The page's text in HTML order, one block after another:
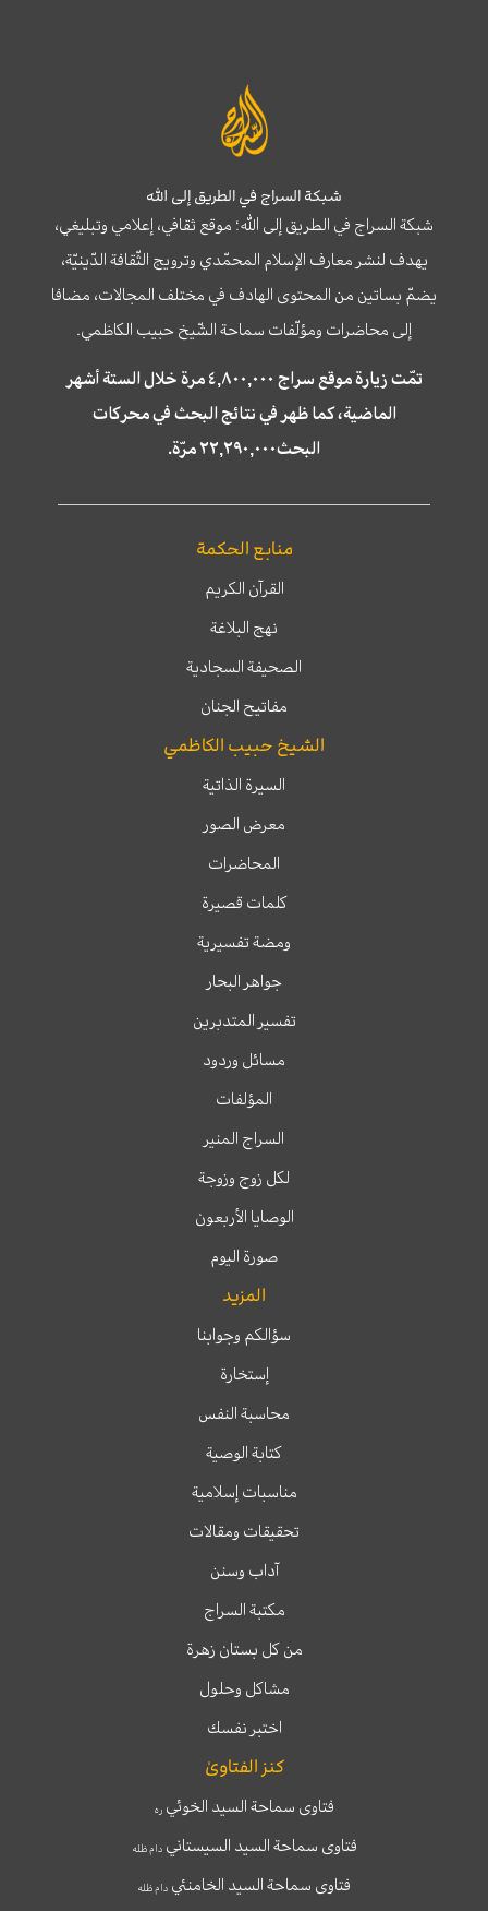
شبكة السراج في الطريق إلى الله
شبكة السراج في الطريق إلى الله؛ موقع ثقافي، إعلامي وتبليغي،
يهدف لنشر معارف الإسلام المحمّدي وترويج الثّقافة الدّينيّة،
يضمّ بساتين من المحتوى الهادف في مختلف المجالات، مضافا
إلى محاضرات ومؤلّفات سماحة الشّيخ حبيب الكاظمي.
تمّت زيارة موقع سراج ٤,٨٠٠,٠٠٠ مرة خلال الستة أشهر
الماضية، كما ظهر في نتائج البحث في محركات
البحث٢٢,٢٩٠,٠٠٠ مرّة.
منابع الحكمة
القرآن الكريم
نهج البلاغة
الصحيفة السجادية
مفاتيح الجنان
الشيخ حبيب الكاظمي
السيرة الذاتية
معرض الصور
المحاضرات
كلمات قصيرة
ومضة تفسيرية
جواهر البحار
تفسير المتدبرين
مسائل وردود
المؤلفات
السراج المنير
لكل زوج وزوجة
الوصايا الأربعون
صورة اليوم
المزيد
سؤالكم وجوابنا
إستخارة
محاسبة النفس
كتابة الوصية
مناسبات إسلامية
تحقيقات ومقالات
آداب وسنن
مكتبة السراج
من كل بستان زهرة
مشاكل وحلول
اختبر نفسك
كنز الفتاوىٰ
فتاوى سماحة السيد الخوئيره
فتاوى سماحة السيد السيستانيدام ظله
فتاوى سماحة السيد الخامنئي دام ظله